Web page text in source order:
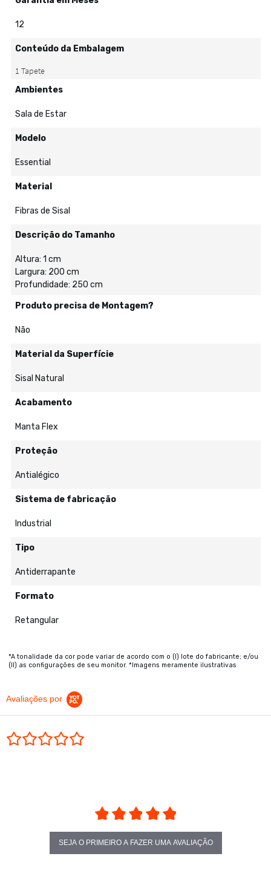
12
Conteúdo da Embalagem
Ambientes
Sala de Estar
Modelo
Essential
Material
Fibras de Sisal
Descrição do Tamanho
Altura: 1 cm
Largura: 200 cm
Profundidade: 250 cm
Produto precisa de Montagem?
Não
Material da Superfície
Sisal Natural
Acabamento
Manta Flex
Proteção
Antialégico
Sistema de fabricação
Industrial
Tipo
Antiderrapante
Formato
Retangular
*A tonalidade da cor pode variar de acordo com o (I) lote do fabricante; e/ou
(II) as configurações de seu monitor. *Imagens meramente ilustrativas
Avaliações por
SEJA O PRIMEIRO A FAZER UMA AVALIAÇÃO